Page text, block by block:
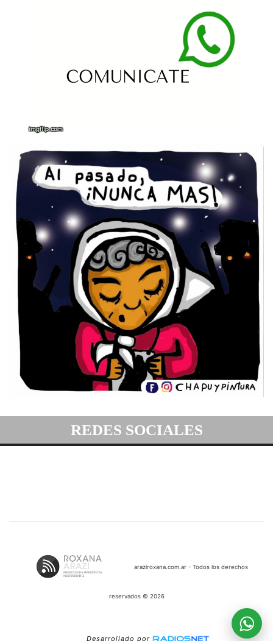
REDES SOCIALES
araziroxana.com.ar - Todos los derechos
reservados © 2026
Desarrollado por